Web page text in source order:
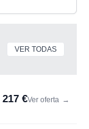
VER TODAS
217 €Ver oferta →